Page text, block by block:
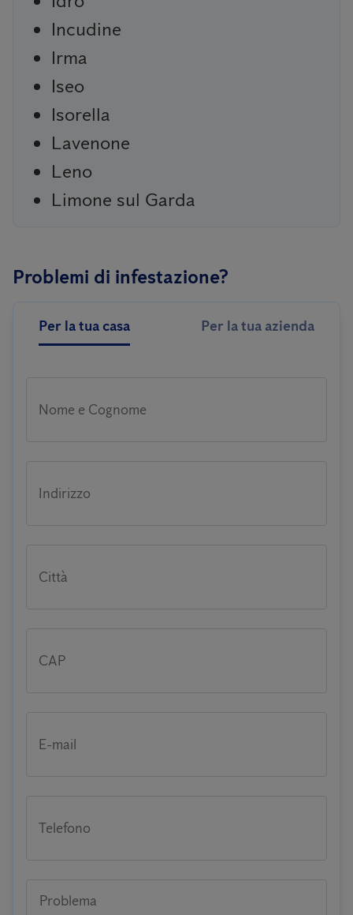
Incudine
Irma
Iseo
Isorella
Lavenone
Leno
Limone sul Garda
Problemi di infestazione?
Per la tua casa Per la tua azienda
Nome e Cognome
Indirizzo
Città
CAP
E-mail
Telefono
Problema